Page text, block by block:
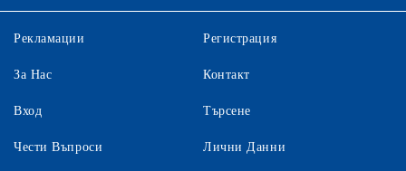
Рекламации
За Нас
Вход
Чести Въпроси
Регистрация
Контакт
Търсене
Лични Данни